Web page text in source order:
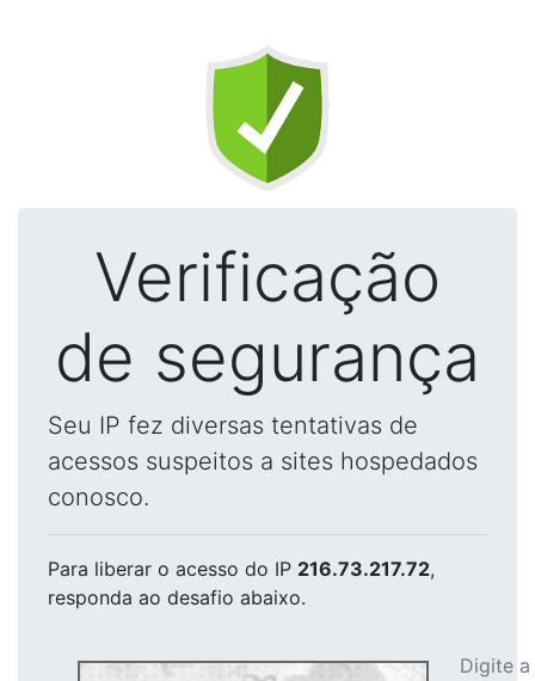
Verificação
de segurança
Seu IP fez diversas tentativas de
acessos suspeitos a sites hospedados
conosco.
Para liberar o acesso do IP 216.73.217.72,
responda ao desafio abaixo.
Digite